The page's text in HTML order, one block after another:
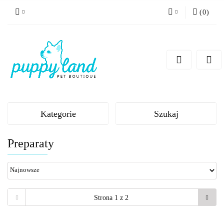
(0)
Kategorie Szukaj
Preparaty